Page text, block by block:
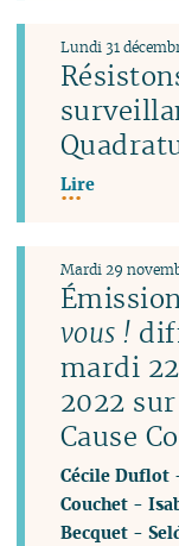
Lundi 31
Lire
vous !
mardi
2022
Cause
Mardi 29
Cécile Duflot
Couchet -
Becquet -